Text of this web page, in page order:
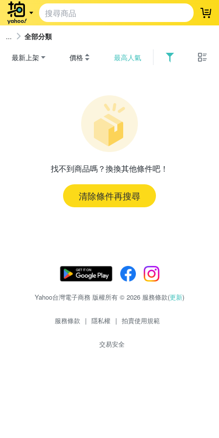
登
全部分類
最新上架 價格 最高人氣
找不到商品嗎？換換其他條件吧！
清除條件再搜尋
Yahoo台灣電子商務 版權所有 © 2026 服務條款(更新)
服務條款 | 隱私權 | 拍賣使用規範
交易安全